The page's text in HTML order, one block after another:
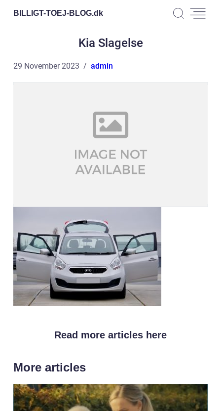
BILLIGT-TOEJ-BLOG.dk
Kia Slagelse
29 November 2023 admin
Read more articles here
More articles